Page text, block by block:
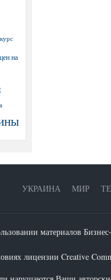
курс
на
УКРАИНА МИР
материалов
лицензии Creative